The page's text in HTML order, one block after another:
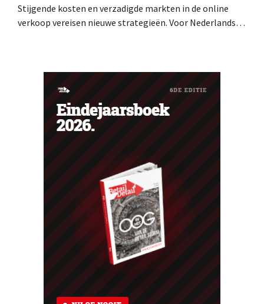
Stijgende kosten en verzadigde markten in de online
verkoop vereisen nieuwe strategieën. Voor Nederlandse
realiseren – met Kaufland Global...